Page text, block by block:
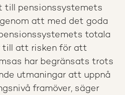
till pensionssystemets
att med det goda
totala
till att risken för att
har begränsats trots
utmaningar att uppnå
framöver, säger